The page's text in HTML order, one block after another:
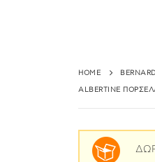
HOME
ALBERTINE